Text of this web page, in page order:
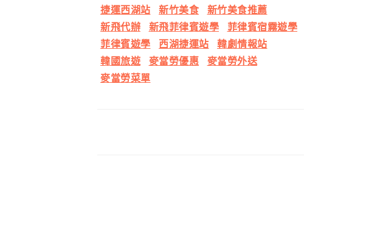
捷運西湖站
新竹美食
新竹美食推薦
新飛代辦
新飛菲律賓遊學
菲律賓宿霧遊學
菲律賓遊學
西湖捷運站
韓劇情報站
韓國旅遊
麥當勞優惠
麥當勞外送
麥當勞菜單